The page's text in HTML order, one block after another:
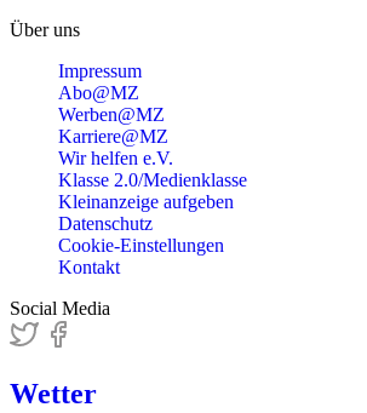
Über uns
Impressum
Abo@MZ
Werben@MZ
Karriere@MZ
Wir helfen e.V.
Klasse 2.0/Medienklasse
Kleinanzeige aufgeben
Datenschutz
Cookie-Einstellungen
Kontakt
Social Media
Wetter